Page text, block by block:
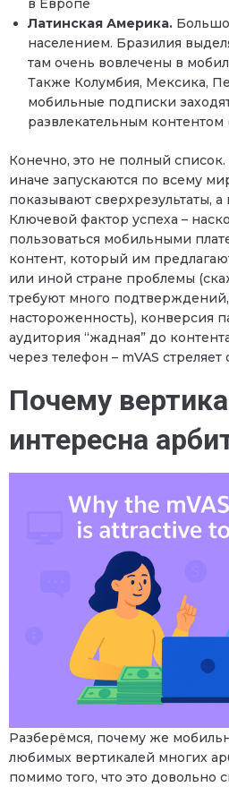
в Европе
Латинская Америка.
населением. Бразилия
там очень вовлечены в
Также Колумбия, Мексика,
мобильные подписки
развлекательным контентом
Конечно, это не полный
иначе запускаются по всему
показывают сверхрезультаты,
Ключевой фактор успеха –
пользоваться мобильными
контент, который им
или иной стране проблемы
требуют много
настороженность), конверсия
аудитория “жадная” до
через телефон – mVAS стреляет
Почему
интересна
Разберёмся, почему же
любимых вертикалей многих
помимо того, что это довольно